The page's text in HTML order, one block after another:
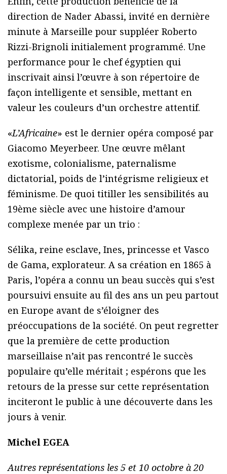
direction de Nader Abassi, invité en dernière
minute à Marseille pour suppléer Roberto
Rizzi-Brignoli initialement programmé. Une
performance pour le chef égyptien qui
inscrivait ainsi l’œuvre à son répertoire de
façon intelligente et sensible, mettant en
valeur les couleurs d’un orchestre attentif.
«L’Africaine» est le dernier opéra composé par
Giacomo Meyerbeer. Une œuvre mêlant
exotisme, colonialisme, paternalisme
dictatorial, poids de l’intégrisme religieux et
féminisme. De quoi titiller les sensibilités au
19ème siècle avec une histoire d’amour
complexe menée par un trio :
Sélika, reine esclave, Ines, princesse et Vasco
de Gama, explorateur. A sa création en 1865 à
Paris, l’opéra a connu un beau succès qui s’est
poursuivi ensuite au fil des ans un peu partout
en Europe avant de s’éloigner des
préoccupations de la société. On peut regretter
que la première de cette production
marseillaise n’ait pas rencontré le succès
populaire qu’elle méritait ; espérons que les
retours de la presse sur cette représentation
inciteront le public à une découverte dans les
jours à venir.
Michel EGEA
Autres représentations les 5 et 10 octobre à 20